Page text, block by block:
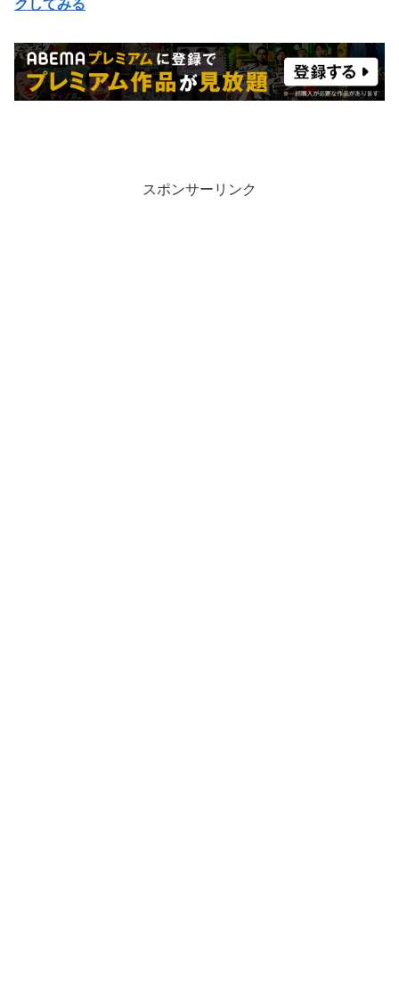
クしてみる
スポンサーリンク